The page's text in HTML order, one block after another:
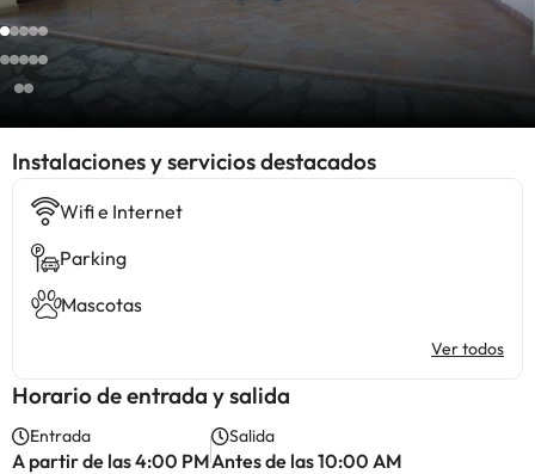
Instalaciones y servicios destacados
Wifi e Internet
Parking
Mascotas
Ver todos
Horario de entrada y salida
Entrada
A partir de las 4:00 PM
Salida
Antes de las 10:00 AM